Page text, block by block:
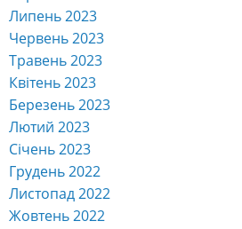
Липень 2023
Червень 2023
Травень 2023
Квітень 2023
Березень 2023
Лютий 2023
Січень 2023
Грудень 2022
Листопад 2022
Жовтень 2022